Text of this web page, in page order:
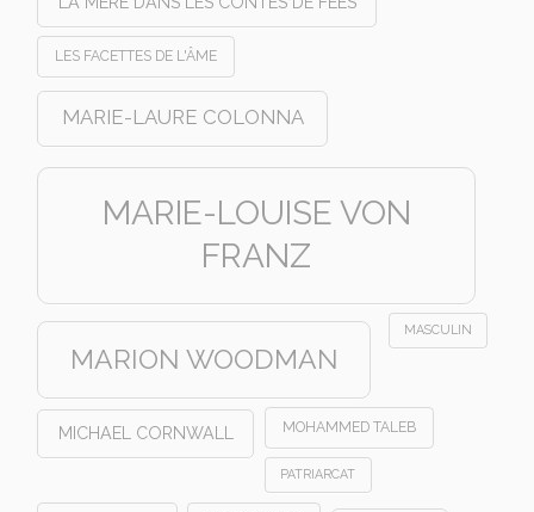
LES FACETTES DE L'ÂME
MARIE-LAURE COLONNA
MARIE-LOUISE VON
FRANZ
MARION WOODMAN
MASCULIN
MICHAEL CORNWALL MOHAMMED TALEB
PATRIARCAT